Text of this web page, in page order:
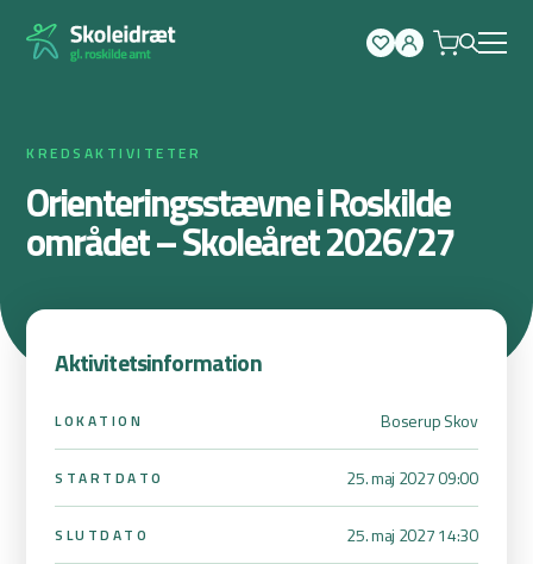
KREDSAKTIVITETER
Orienteringsstævne i Roskilde
området – Skoleåret 2026/27
Aktivitetsinformation
LOKATION Boserup Skov
STARTDATO 25. maj 2027 09:00
SLUTDATO 25. maj 2027 14:30